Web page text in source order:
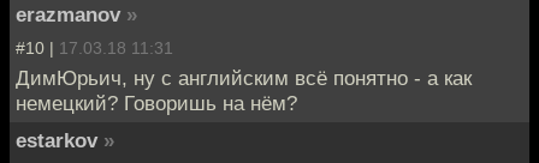
erazmanov »
#10 | 17.03.18 11:31
ДимЮрьич, ну с английским всё понятно - а как
немецкий? Говоришь на нём?
estarkov »